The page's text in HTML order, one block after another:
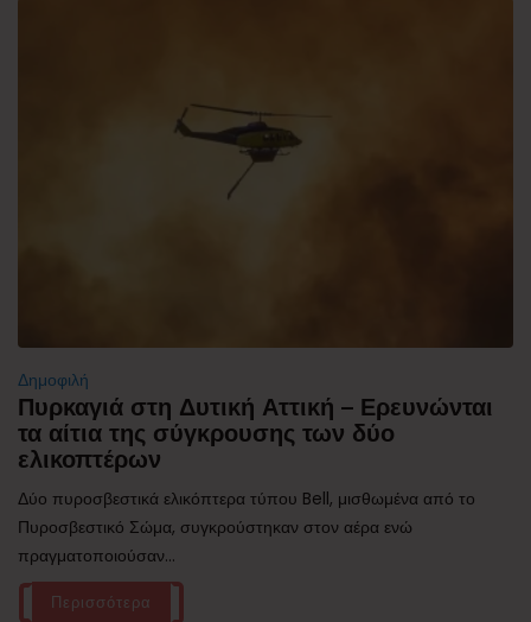
Δημοφιλή
Πυρκαγιά στη Δυτική Αττική – Ερευνώνται
τα αίτια της σύγκρουσης των δύο
ελικοπτέρων
Δύο πυροσβεστικά ελικόπτερα τύπου Bell, μισθωμένα από το
Πυροσβεστικό Σώμα, συγκρούστηκαν στον αέρα ενώ
πραγματοποιούσαν...
Περισσότερα